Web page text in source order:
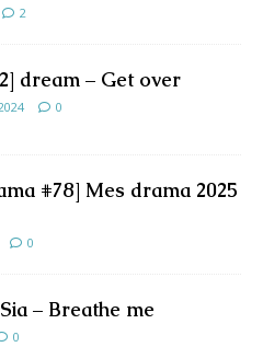
2
dream – Get over
0
#78] Mes drama 2025
0
– Breathe me
0